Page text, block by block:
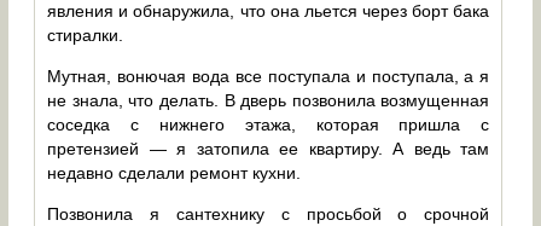
явления и обнаружила, что она льется через борт бака
стиралки.
Мутная, вонючая вода все поступала и поступала, а я
не знала, что делать. В дверь позвонила возмущенная
соседка с нижнего этажа, которая пришла с
претензией — я затопила ее квартиру. А ведь там
недавно сделали ремонт кухни.
Позвонила я сантехнику с просьбой о срочной